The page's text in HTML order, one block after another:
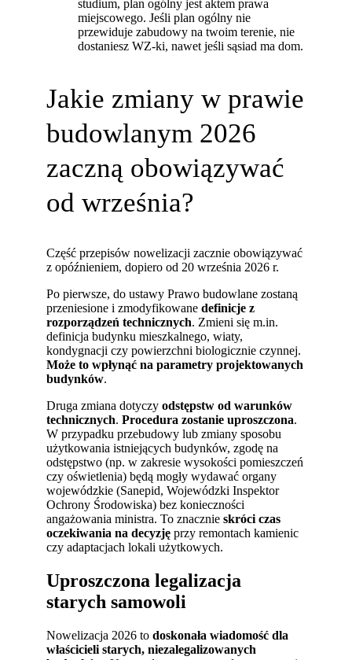
studium, plan ogólny jest aktem prawa
miejscowego. Jeśli plan ogólny nie
przewiduje zabudowy na twoim terenie, nie
dostaniesz WZ-ki, nawet jeśli sąsiad ma dom.
Jakie zmiany w prawie
budowlanym 2026
zaczną obowiązywać
od września?
Część przepisów nowelizacji zacznie obowiązywać
z opóźnieniem, dopiero od 20 września 2026 r.
Po pierwsze, do ustawy Prawo budowlane zostaną
przeniesione i zmodyfikowanedefinicje z
rozporządzeń technicznych. Zmieni się m.in.
definicja budynku mieszkalnego, wiaty,
kondygnacji czy powierzchni biologicznie czynnej.
Może to wpłynąć na parametry projektowanych
budynków.
Druga zmiana dotyczyodstępstw od warunków
technicznych. Procedura zostanie uproszczona.
W przypadku przebudowy lub zmiany sposobu
użytkowania istniejących budynków, zgodę na
odstępstwo (np. w zakresie wysokości pomieszczeń
czy oświetlenia) będą mogły wydawać organy
wojewódzkie (Sanepid, Wojewódzki Inspektor
Ochrony Środowiska) bez konieczności
angażowania ministra. To znacznieskróci czas
oczekiwania na decyzję przy remontach kamienic
czy adaptacjach lokali użytkowych.
Uproszczona legalizacja
starych samowoli
Nowelizacja 2026 todoskonała wiadomość dla
właścicieli starych, niezalegalizowanych